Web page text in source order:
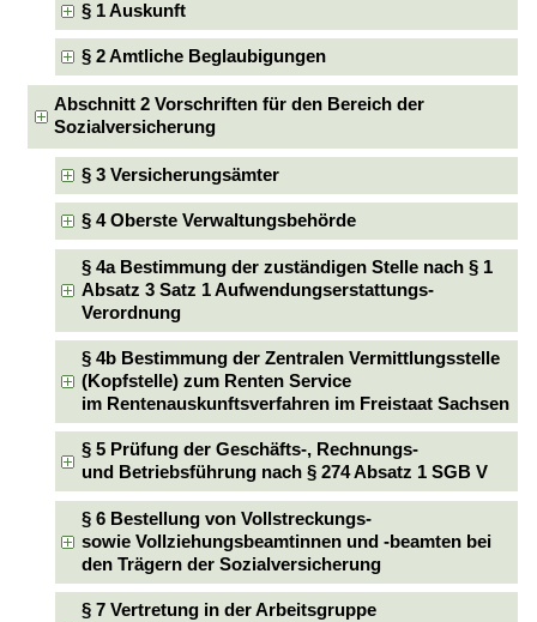
§ 1 Auskunft
§ 2 Amtliche Beglaubigungen
Abschnitt 2 Vorschriften für den Bereich der
Sozialversicherung
§ 3 Versicherungsämter
§ 4 Oberste Verwaltungsbehörde
§ 4a Bestimmung der zuständigen Stelle nach § 1
Absatz 3 Satz 1 Aufwendungserstattungs-
Verordnung
§ 4b Bestimmung der Zentralen Vermittlungsstelle
(Kopfstelle) zum Renten Service
im Rentenauskunftsverfahren im Freistaat Sachsen
§ 5 Prüfung der Geschäfts-, Rechnungs-
und Betriebsführung nach § 274 Absatz 1 SGB V
§ 6 Bestellung von Vollstreckungs-
sowie Vollziehungsbeamtinnen und -beamten bei
den Trägern der Sozialversicherung
§ 7 Vertretung in der Arbeitsgruppe